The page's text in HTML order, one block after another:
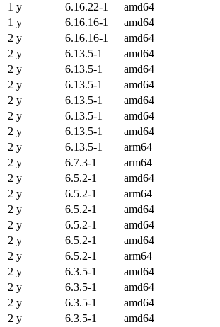
1 y
6.16.22-1 amd64
1 y
6.16.16-1 amd64
2 y
6.16.16-1 amd64
2 y
6.13.5-1 amd64
2 y
6.13.5-1 amd64
2 y
6.13.5-1 amd64
2 y
6.13.5-1 amd64
2 y
6.13.5-1 amd64
2 y
6.13.5-1 amd64
2 y
6.13.5-1 arm64
2 y
6.7.3-1 arm64
2 y
6.5.2-1 amd64
2 y
6.5.2-1 arm64
2 y
6.5.2-1 amd64
2 y
6.5.2-1 amd64
2 y
6.5.2-1 amd64
2 y
6.5.2-1 arm64
2 y
6.3.5-1 amd64
2 y
6.3.5-1 amd64
2 y
6.3.5-1 amd64
2 y
6.3.5-1 amd64